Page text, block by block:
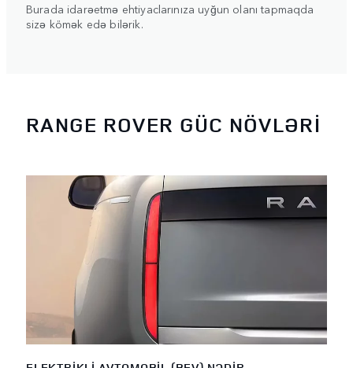
Burada idarəetmə ehtiyaclarınıza uyğun olanı tapmaqda
sizə kömək edə bilərik.
RANGE ROVER GÜC NÖVLƏRİ